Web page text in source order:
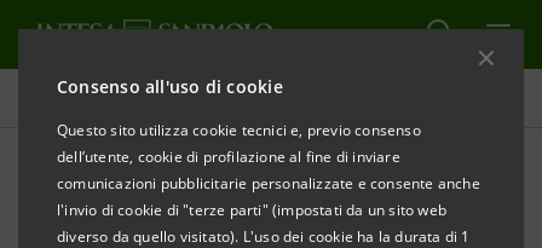
Consenso all'uso di cookie
Questo sito utilizza cookie tecnici e, previo consenso
dell’utente, cookie di profilazione al fine di inviare
comunicazioni pubblicitarie personalizzate e consente anche
l'invio di cookie di "terze parti" (impostati da un sito web
diverso da quello visitato). L'uso dei cookie ha la durata di 1
Comunicati stampa
STAMPA AGGIORNA
MALTEMPO A ISCHIA: INTERVENTO IMMEDIATO DI
INTESA SANPAOLO PER FAMIGLIE E IMPRESE